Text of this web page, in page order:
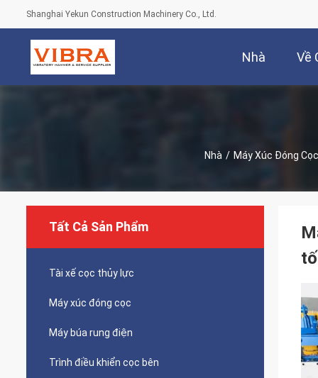
Shanghai Yekun Construction Machinery Co., Ltd.
Nhà Về
Nhà / Máy Xúc Đóng Cọc
Tất Cả Sản Phẩm
Tài xế cọc thủy lực
Máy xúc đóng cọc
Máy búa rung điện
Trình điều khiển cọc bên